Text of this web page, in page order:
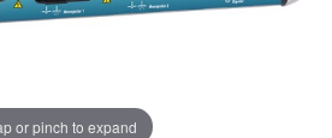
or pinch to expand